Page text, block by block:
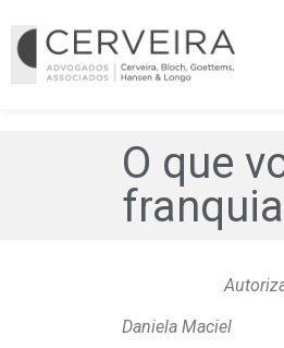
O que
franquia
Daniela Maciel